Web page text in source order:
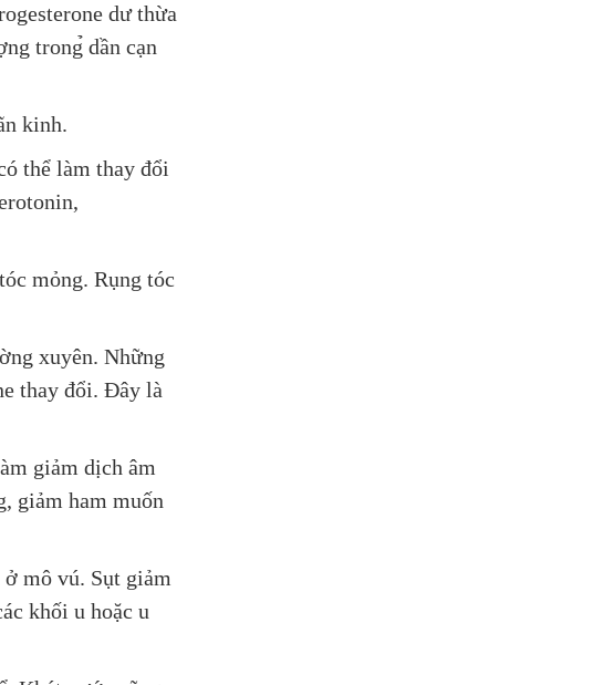
dư thừa
trong̉ dần cạn
kinh.
thể làm thay đổi
mỏng. Rụng tóc
xuyên. Những
thay đổi. Đây là
giảm dịch âm
giảm ham muốn
mô vú. Sụt giảm
khối u hoặc u